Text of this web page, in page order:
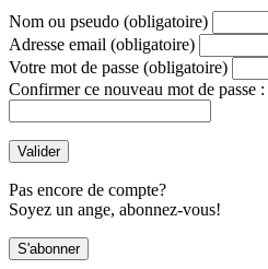
Nom ou pseudo (obligatoire)
Adresse email (obligatoire)
Votre mot de passe (obligatoire)
Confirmer ce nouveau mot de passe :
Pas encore de compte?
Soyez un ange, abonnez-vous!